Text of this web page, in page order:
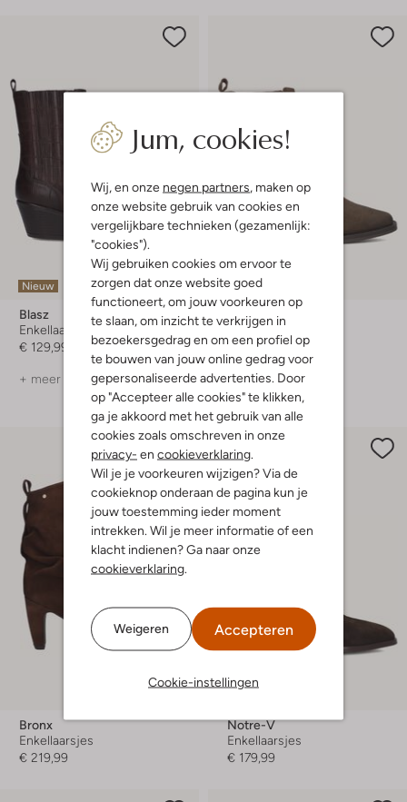
Jum, cookies!
Wij, en onze negen partners , maken op
onze website gebruik van cookies en
vergelijkbare technieken (gezamenlijk:
"cookies").
Wij gebruiken cookies om ervoor te
zorgen dat onze website goed
functioneert, om jouw voorkeuren op
te slaan, om inzicht te verkrijgen in
bezoekersgedrag en om een profiel op
te bouwen van jouw online gedrag voor
gepersonaliseerde advertenties. Door
op "Accepteer alle cookies" te klikken,
ga je akkoord met het gebruik van alle
cookies zoals omschreven in onze
privacy- en cookieverklaring
Wil je je voorkeuren wijzigen? Via de
cookieknop onderaan de pagina kun je
jouw toestemming ieder moment
intrekken. Wil je meer informatie of een
klacht indienen? Ga naar onze
cookieverklaring
Weigeren Accepteren
Cookie-instellingen
Nieuw
Blasz
Enkellaarsjes
€ 129,99
+ meer kleuren
Nieuw
Blasz
Enkellaarsjes
€ 129,99
+ meer kleuren
Bronx
Enkellaarsjes
€ 219,99
Notre-V
Enkellaarsjes
€ 179,99